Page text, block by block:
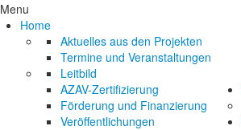
Menu
Home
Aktuelles aus den Projekten
Termine und Veranstaltungen
Leitbild
AZAV-Zertifizierung
Förderung und Finanzierung
Veröffentlichungen